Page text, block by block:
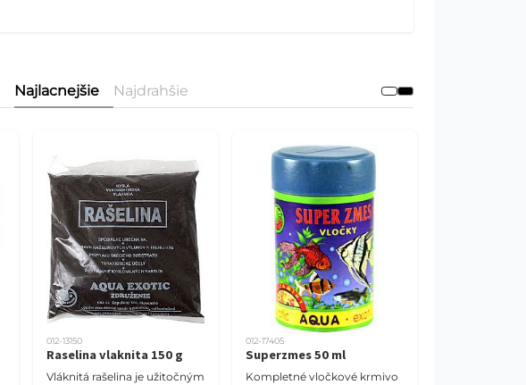
Najlacnejšie Najdrahšie
012-13150
Raselina vlaknita 150 g
Vláknitá rašelina je užitočným
012-17405
Superzmes 50 ml
Kompletné vločkové krmivo